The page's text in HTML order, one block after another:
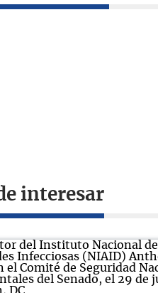
interesar